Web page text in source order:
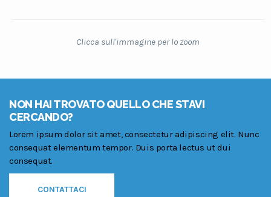
Clicca sull'immagine per lo zoom
NON HAI TROVATO QUELLO CHE STAVI
CERCANDO?
Lorem ipsum dolor sit amet, consectetur adipiscing elit. Nunc
consequat elementum tempor. Duis porta lectus ut dui
consequat.
CONTATTACI